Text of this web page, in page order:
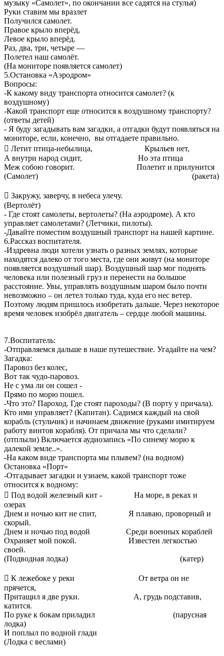
музыку «Самолет», по окончании все садятся на стулья)
Руки ставим мы вразлет
Получился самолет.
Правое крыло вперёд,
Левое крыло вперёд.
Раз, два, три, четыре —
Полетел наш самолёт.
(На мониторе появляется самолет)
5.Остановка «Аэродром»
Вопросы:
-К какому виду транспорта относится самолет? (к
воздушному)
-Какой транспорт еще относится к воздушному транспорту?
(ответы детей)
- Я буду загадывать вам загадки, а отгадки будут появляться на
мониторе, если, конечно, вы отгадаете правильно.
 Летит птица-небылица, Крыльев нет,
А внутри народ сидит, Но эта птица
Меж собою говорит. Полетит и прилунится
(Самолет) (ракета)
 Закружу, заверчу, в небеса улечу.
(Вертолёт)
- Где стоят самолеты, вертолеты? (На аэродроме). А кто
управляет самолетами? (Летчики, пилоты).
-Давайте поместим воздушный транспорт на нашей картине.
6.Рассказ воспитателя.
-Издревна люди хотели узнать о разных землях, которые
находятся далеко от того места, где они живут (на мониторе
появляется воздушный шар). Воздушный шар мог поднять
человека или полезный груз и перенести на большое
расстояние. Увы, управлять воздушным шаром было почти
невозможно – он летел только туда, куда его нес ветер.
Поэтому людям пришлось изобретать дальше. Через некоторое
время человек изобрёл двигатель – сердце любой машины.
7.Воспитатель:
-Отправляемся дальше в наше путешествие. Угадайте на чем?
Загадка:
Паровоз без колес,
Вот так чудо-паровоз.
Не с ума ли он сошел -
Прямо по морю пошел.
-Что это? Пароход. Где стоят пароходы? (В порту у причала).
Кто ими управляет? (Капитан). Садимся каждый на свой
корабль (стульчик) и начинаем движение (руками имитируем
работу винтов корабля). От причала мы что сделали?
(отплыли) Включается аудиозапись «По синему морю к
далекой земле..».
-На каком виде транспорта мы плывем? (на водном)
Остановка «Порт»
-Отгадывает загадки и узнаем, какой транспорт тоже
относится к водному:
 Под водой железный кит - На море, в реках и
озерах
Днем и ночью кит не спит, Я плаваю, проворный и
скорый.
Днем и ночью под водой Среди военных кораблей
Охраняет мой покой. Известен легкостью
своей.
(Подводная лодка) (катер)
 К лежебоке у реки От ветра он не
прячется,
Притащил я две руки. А, грудь подставив,
катится.
По руке к бокам приладил (парусная
лодка)
И поплыл по водной глади
(Лодка с веслами)